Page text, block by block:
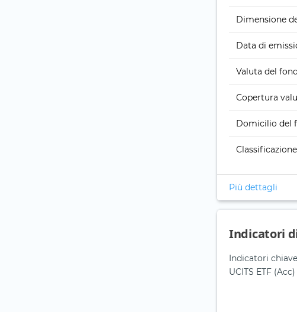
Dimensione
Data di
Valuta del
Copertura
Domicilio del
Più dettagli
Indicatori
Indicatori
UCITS ETF (Acc)